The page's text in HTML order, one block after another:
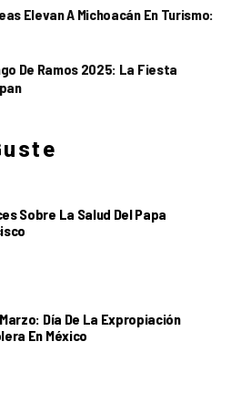
Elevan A Michoacán En Turismo:
De Ramos 2025: La Fiesta
Sobre La Salud Del Papa
Marzo: Día De La Expropiación
En México